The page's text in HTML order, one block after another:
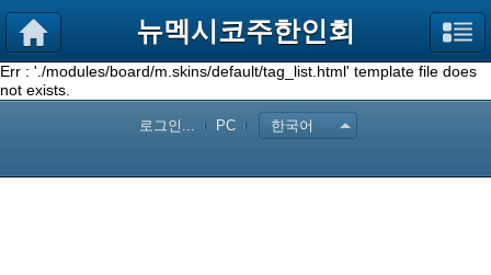
뉴멕시코주한인회
Err : './modules/board/m.skins/default/tag_list.html' template file does
not exists.
로그인... PC 한국어